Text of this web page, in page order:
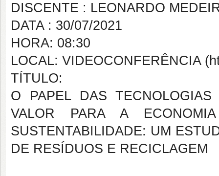
DISCENTE : LEONARDO
DATA : 30/07/2021
HORA: 08:30
LOCAL: VIDEOCONFERÊNCIA
TÍTULO:
O PAPEL DAS
VALOR PARA A
SUSTENTABILIDADE: UM
DE RESÍDUOS E RECICLAGEM